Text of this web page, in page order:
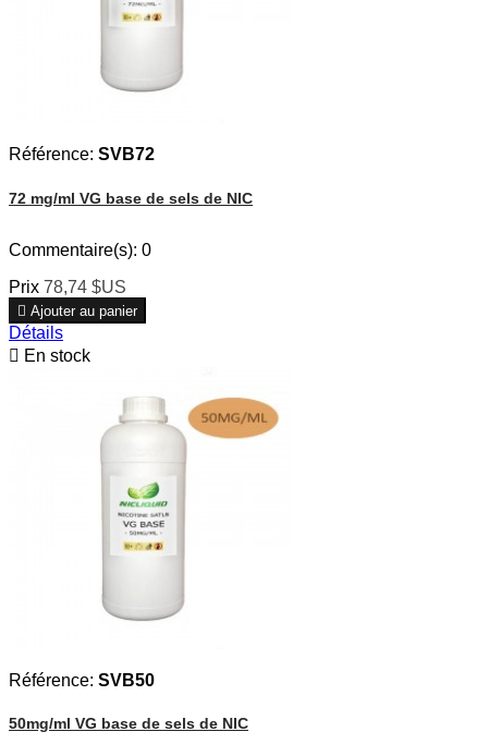
Référence: SVB72
72 mg/ml VG base de sels de NIC
Commentaire(s): 0
Prix 78,74 $US
 Ajouter au panier
Détails
 En stock
Référence: SVB50
50mg/ml VG base de sels de NIC